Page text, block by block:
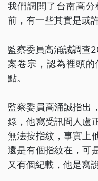
我們調閱了台南高
前，有一些其實是或
監察委員高涌誠調查
案卷宗，認為裡頭
點。
監察委員高涌誠指出
錄，他寫受訊問人盧
無法按指紋，事實上
還是有個指紋在，可
又有個紀載，他是寫